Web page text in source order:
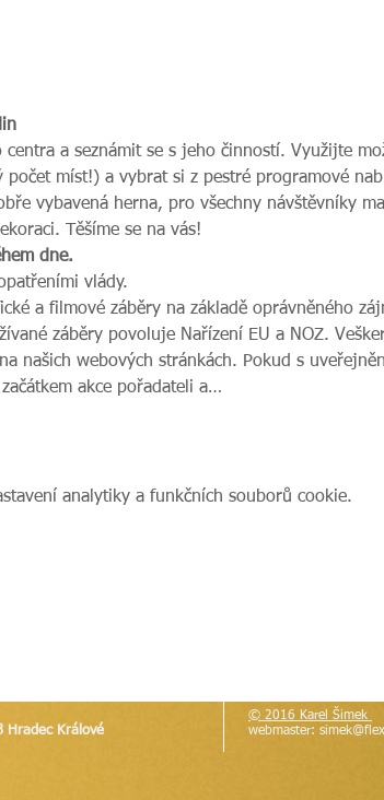
a seznámit se s jeho činností. Využijte
počet míst!) a vybrat si z pestré programové
vybavená herna, pro všechny návštěvníky
Těšíme se na vás!
dne.
vlády.
a filmové záběry na základě oprávněného
záběry povoluje Nařízení EU a NOZ.
našich webových stránkách. Pokud s
akce pořadateli a…
analytiky a funkčních souborů cookie.
© 2016 Karel Šimek
webmaster:
Hradec Králové